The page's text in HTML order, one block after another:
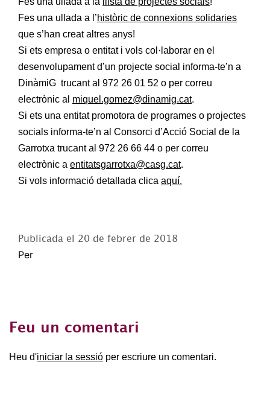
Fes una ullada a l’històric de connexions solidaries
que s’han creat altres anys!
Si ets empresa o entitat i vols col·laborar en el
desenvolupament d’un projecte social informa-te’n a
DinàmiG trucant al 972 26 01 52 o per correu
electrònic al miquel.gomez@dinamig.cat.
Si ets una entitat promotora de programes o projectes
socials informa-te’n al Consorci d’Acció Social de la
Garrotxa trucant al 972 26 66 44 o per correu
electrònic a entitatsgarrotxa@casg.cat.
Si vols informació detallada clica aquí.
Publicada el 20 de febrer de 2018
Per
Feu un comentari
Heu d'iniciar la sessió per escriure un comentari.